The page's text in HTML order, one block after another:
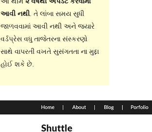
આવી નથી. તે લાંબા સમય સુધી
જાળવવામાં આવી નથી અને જ્યારે
વર્ડપ્રેસ વધુ તાજેતરના સંસ્કરણો
સાથે વાપરતી વખતે સુસંગતતા ના મુદ્દા
હોઈ શકે છે.